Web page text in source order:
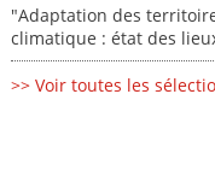
"Adaptation des
climatique : état des
>> Voir toutes les